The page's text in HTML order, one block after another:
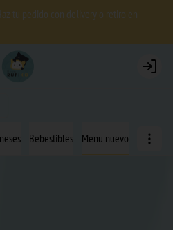
tu pedido con delivery o retiro en
Login
Bebestibles Menu nuevo